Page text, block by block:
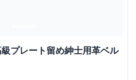
プレート留め紳士用革ベル